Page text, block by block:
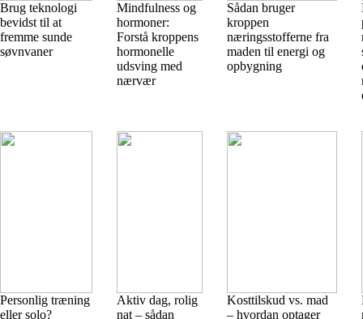
Brug teknologi
bevidst til at
fremme sunde
søvnvaner
Mindfulness og
hormoner:
Forstå kroppens
hormonelle
udsving med
nærvær
Sådan bruger
kroppen
næringsstofferne fra
maden til energi og
opbygning
Personlig træning
eller solo?
Aktiv dag, rolig
nat – sådan
Kosttilskud vs. mad
– hvordan optager